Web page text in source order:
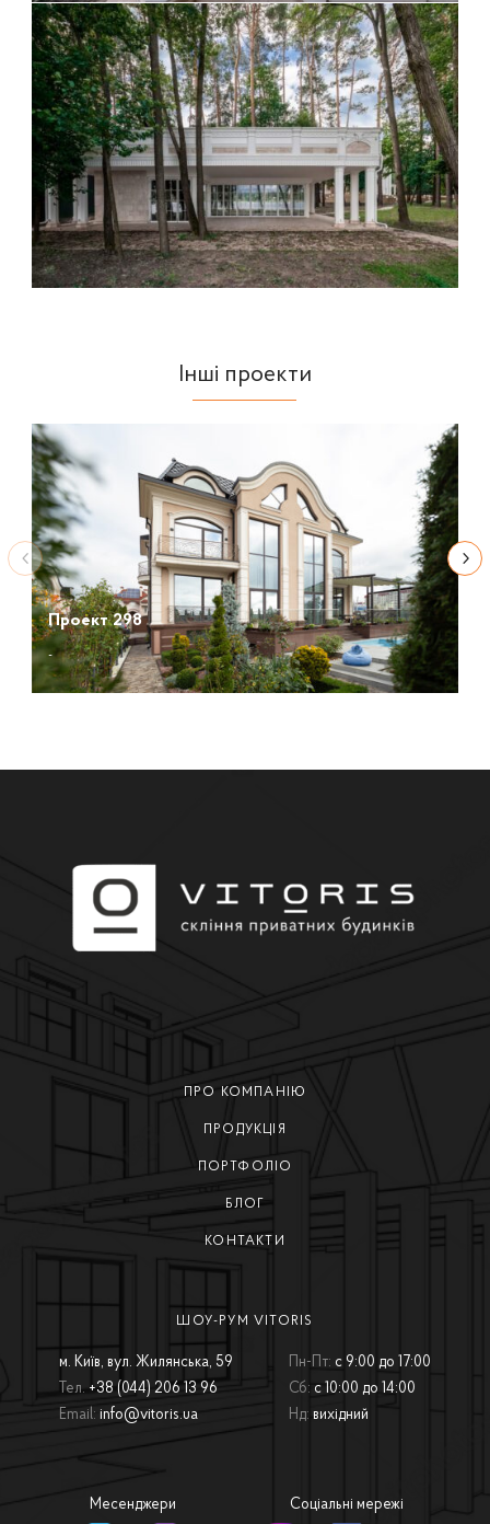
Інші проекти
Проект 298
-
ПРО КОМПАНІЮ
ПРОДУКЦІЯ
ПОРТФОЛІО
БЛОГ
КОНТАКТИ
ШОУ-РУМ VITORIS
м. Київ, вул. Жилянська, 59
Тел. +38 (044) 206 13 96
Email: info@vitoris.ua
Пн-Пт: с 9:00 до 17:00
Сб: с 10:00 до 14:00
Нд: вихідний
Месенджери Соціальні мережі